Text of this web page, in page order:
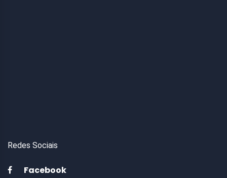
Redes Sociais
Facebook